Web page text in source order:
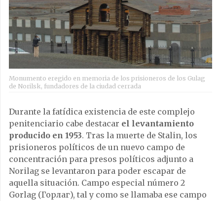
Monumento eregido en memoria de los prisioneros de los Gulag
de Norilsk, fundadores de la ciudad cerrada
Durante la fatídica existencia de este complejo
penitenciario cabe destacar el levantamiento
producido en 1953. Tras la muerte de Stalin, los
prisioneros políticos de un nuevo campo de
concentración para presos políticos adjunto a
Norilag se levantaron para poder escapar de
aquella situación. Campo especial número 2
Gorlag (Горлаг), tal y como se llamaba ese campo